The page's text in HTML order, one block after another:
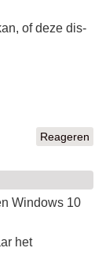
of deze dis-
Reageren
Windows 10
het